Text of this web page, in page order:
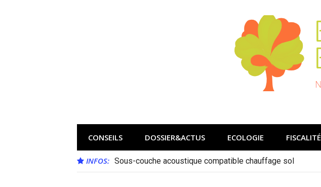
CONSEILS DOSSIER&ACTUS ECOLOGIE FISCALITÉ
INFOS: Sous-couche acoustique compatible chauffage sol